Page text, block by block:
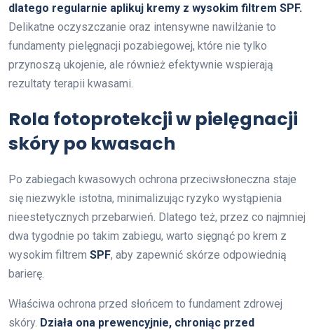
dlatego regularnie aplikuj kremy z wysokim filtrem SPF.
Delikatne oczyszczanie oraz intensywne nawilżanie to
fundamenty pielęgnacji pozabiegowej, które nie tylko
przynoszą ukojenie, ale również efektywnie wspierają
rezultaty terapii kwasami.
Rola fotoprotekcji w pielęgnacji
skóry po kwasach
Po zabiegach kwasowych ochrona przeciwsłoneczna staje
się niezwykle istotna, minimalizując ryzyko wystąpienia
nieestetycznych przebarwień. Dlatego też, przez co najmniej
dwa tygodnie po takim zabiegu, warto sięgnąć po krem z
wysokim filtrem SPF, aby zapewnić skórze odpowiednią
barierę.
Właściwa ochrona przed słońcem to fundament zdrowej
skóry. Działa ona prewencyjnie, chroniąc przed